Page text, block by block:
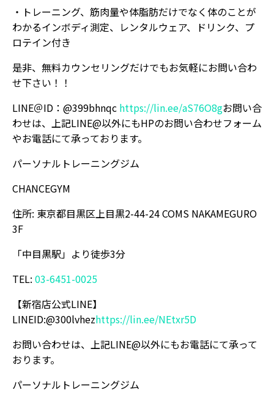
・トレーニング、筋肉量や体脂肪だけでなく体のことが
わかるインボディ測定、レンタルウェア、ドリンク、プ
ロテイン付き
是非、無料カウンセリングだけでもお気軽にお問い合わ
せ下さい！！
LINE＠ID：@399bhnqc https://lin.ee/aS76O8gお問い合
わせは、上記LINE@以外にもHPのお問い合わせフォーム
やお電話にて承っております。
パーソナルトレーニングジム
CHANCEGYM
住所: 東京都目黒区上目黒2-44-24 COMS NAKAMEGURO
3F
「中目黒駅」より徒歩3分
TEL: 03-6451-0025
【新宿店公式LINE】
LINEID:@300lvhezhttps://lin.ee/NEtxr5D
お問い合わせは、上記LINE@以外にもお電話にて承って
おります。
パーソナルトレーニングジム